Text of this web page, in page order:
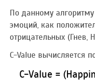
По данному
эмоций, как
отрицательных (Гнев,
C-Value вычисляется
C-Value =